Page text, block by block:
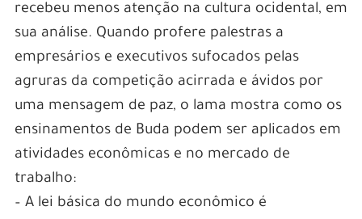
recebeu menos atenção na cultura ocidental, em
sua análise. Quando profere palestras a
empresários e executivos sufocados pelas
agruras da competição acirrada e ávidos por
uma mensagem de paz, o lama mostra como os
ensinamentos de Buda podem ser aplicados em
atividades econômicas e no mercado de
trabalho:
– A lei básica do mundo econômico é